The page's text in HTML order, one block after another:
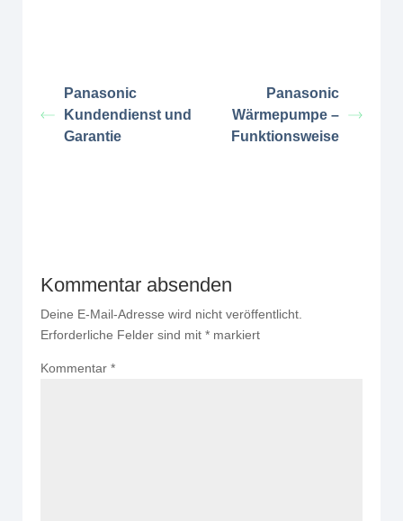
Panasonic
Kundendienst und
Garantie
Panasonic
Wärmepumpe –
Funktionsweise
Kommentar absenden
Deine E-Mail-Adresse wird nicht veröffentlicht.
Erforderliche Felder sind mit * markiert
Kommentar *